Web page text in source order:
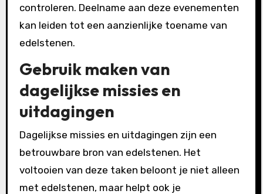
controleren. Deelname aan deze evenementen
kan leiden tot een aanzienlijke toename van
edelstenen.
Gebruik maken van
dagelijkse missies en
uitdagingen
Dagelijkse missies en uitdagingen zijn een
betrouwbare bron van edelstenen. Het
voltooien van deze taken beloont je niet alleen
met edelstenen, maar helpt ook je